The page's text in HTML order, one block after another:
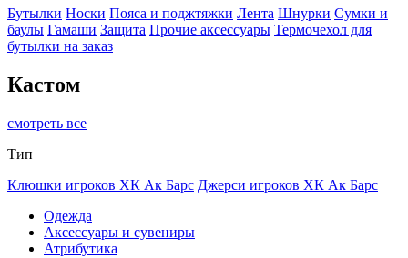
Бутылки Носки Пояса и поджтяжки Лента Шнурки Сумки и
баулы Гамаши Защита Прочие аксессуары Термочехол для
бутылки на заказ
Кастом
смотреть все
Тип
Клюшки игроков ХК Ак Барс Джерси игроков ХК Ак Барс
Одежда
Аксессуары и сувениры
Атрибутика